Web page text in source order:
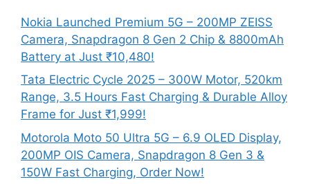
Nokia Launched Premium 5G – 200MP ZEISS
Camera, Snapdragon 8 Gen 2 Chip & 8800mAh
Battery at Just ₹10,480!
Tata Electric Cycle 2025 – 300W Motor, 520km
Range, 3.5 Hours Fast Charging & Durable Alloy
Frame for Just ₹1,999!
Motorola Moto 50 Ultra 5G – 6.9 OLED Display,
200MP OIS Camera, Snapdragon 8 Gen 3 &
150W Fast Charging, Order Now!